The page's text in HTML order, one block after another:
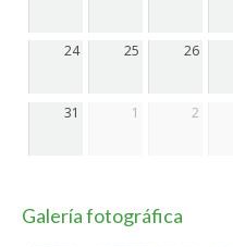
24 25 26
31 1 2
Galería fotográfica